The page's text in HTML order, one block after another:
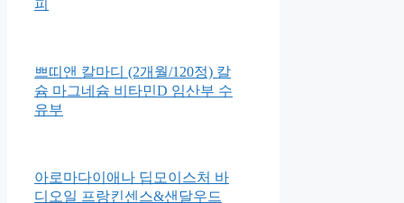
네스프레소 아르페지오 캡슐커
쁘띠앤 칼마디 (2개월/120정) 칼